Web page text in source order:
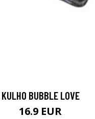
KULHO BUBBLE LOVE
16.9 EUR